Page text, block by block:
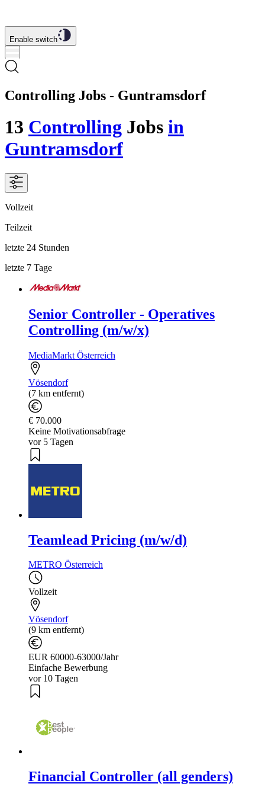
Enable switch
Controlling Jobs - Guntramsdorf
13 Controlling Jobs in
Guntramsdorf
Vollzeit
Teilzeit
letzte 24 Stunden
letzte 7 Tage
Senior Controller - Operatives
Controlling (m/w/x)
MediaMarkt Österreich
Vösendorf
(7 km entfernt)
€ 70.000
Keine Motivationsabfrage
vor 5 Tagen
Teamlead Pricing (m/w/d)
METRO Österreich
Vollzeit
Vösendorf
(9 km entfernt)
EUR 60000-63000/Jahr
Einfache Bewerbung
vor 10 Tagen
Financial Controller (all genders)